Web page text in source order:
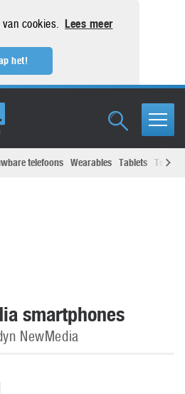
cookies. Lees meer
het!
telefoons Wearables Tablets
smartphones
NewMedia